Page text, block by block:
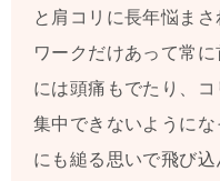
と肩コリに長年悩ま
ワークだけあって常
には頭痛もでたり、
集中できないように
にも縋る思いで飛び込